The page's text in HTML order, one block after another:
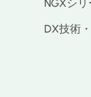
NGXシリ
DX技術